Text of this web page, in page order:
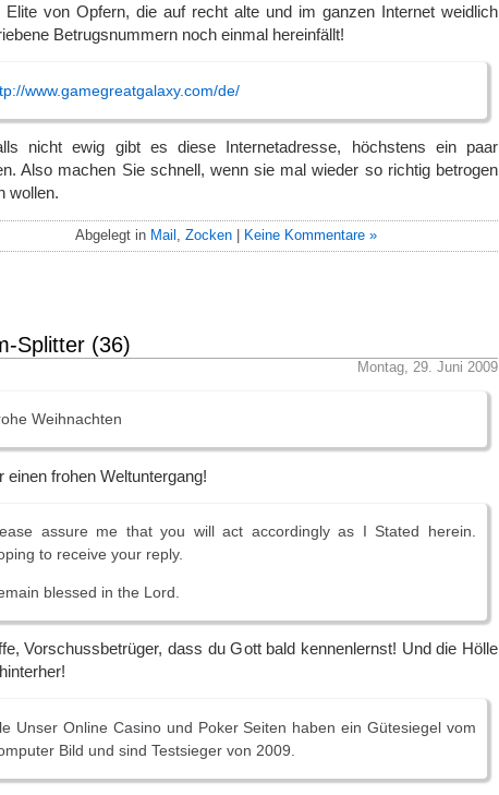
Elite von Opfern, die auf recht alte und im ganzen Internet weidlich
Betrugsnummern noch einmal hereinfällt!
www.gamegreatgalaxy.com/de/
nicht ewig gibt es diese Internetadresse, höchstens ein paar
Also machen Sie schnell, wenn sie mal wieder so richtig betrogen
wollen.
Abgelegt in Mail , Zocken| Keine Kommentare »
Splitter (36)
Montag, 29. Juni 2009
Weihnachten
einen frohen Weltuntergang!
assure me that you will act accordingly as I Stated herein.
to receive your reply.
blessed in the Lord.
Vorschussbetrüger, dass du Gott bald kennenlernst! Und die Hölle
Unser Online Casino und Poker Seiten haben ein Gütesiegel vom
Bild und sind Testsieger von 2009.